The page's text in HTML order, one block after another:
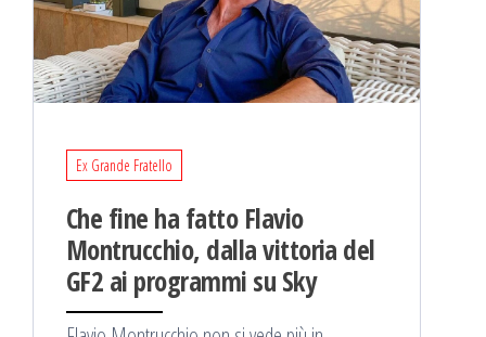
Ex Grande Fratello
Che fine ha fatto Flavio
Montrucchio, dalla vittoria del
GF2 ai programmi su Sky